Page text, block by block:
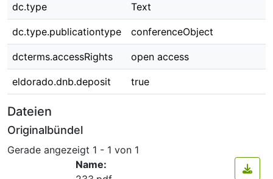
dc.type Text
dc.type.publicationtype conferenceObject
dcterms.accessRights open access
eldorado.dnb.deposit true
Dateien
Originalbündel
Gerade angezeigt 1 - 1 von 1
Name: